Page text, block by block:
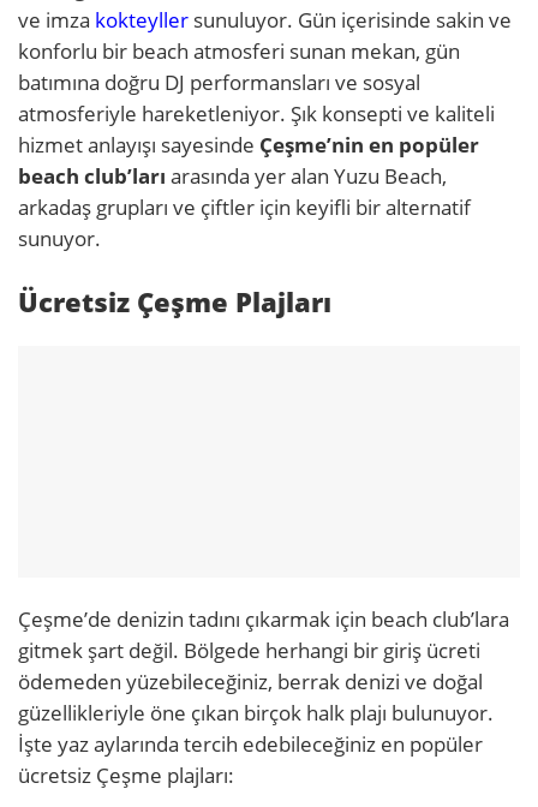
ve imza kokteyller sunuluyor. Gün içerisinde sakin ve
konforlu bir beach atmosferi sunan mekan, gün
batımına doğru DJ performansları ve sosyal
atmosferiyle hareketleniyor. Şık konsepti ve kaliteli
hizmet anlayışı sayesinde Çeşme’nin en popüler
beach club’ları arasında yer alan Yuzu Beach,
arkadaş grupları ve çiftler için keyifli bir alternatif
sunuyor.
Ücretsiz Çeşme Plajları
Çeşme’de denizin tadını çıkarmak için beach club’lara
gitmek şart değil. Bölgede herhangi bir giriş ücreti
ödemeden yüzebileceğiniz, berrak denizi ve doğal
güzellikleriyle öne çıkan birçok halk plajı bulunuyor.
İşte yaz aylarında tercih edebileceğiniz en popüler
ücretsiz Çeşme plajları: